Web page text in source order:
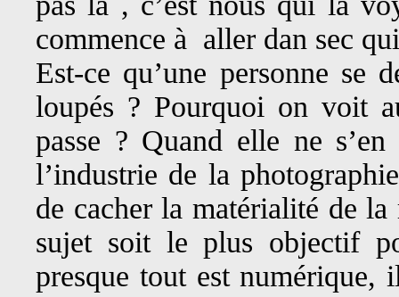
commence à aller dan sec
Est-ce qu’une personne se
loupés ? Pourquoi on voit
passe ? Quand elle ne
l’industrie de la
de cacher la matérialité de
sujet soit le plus objectif
presque tout est